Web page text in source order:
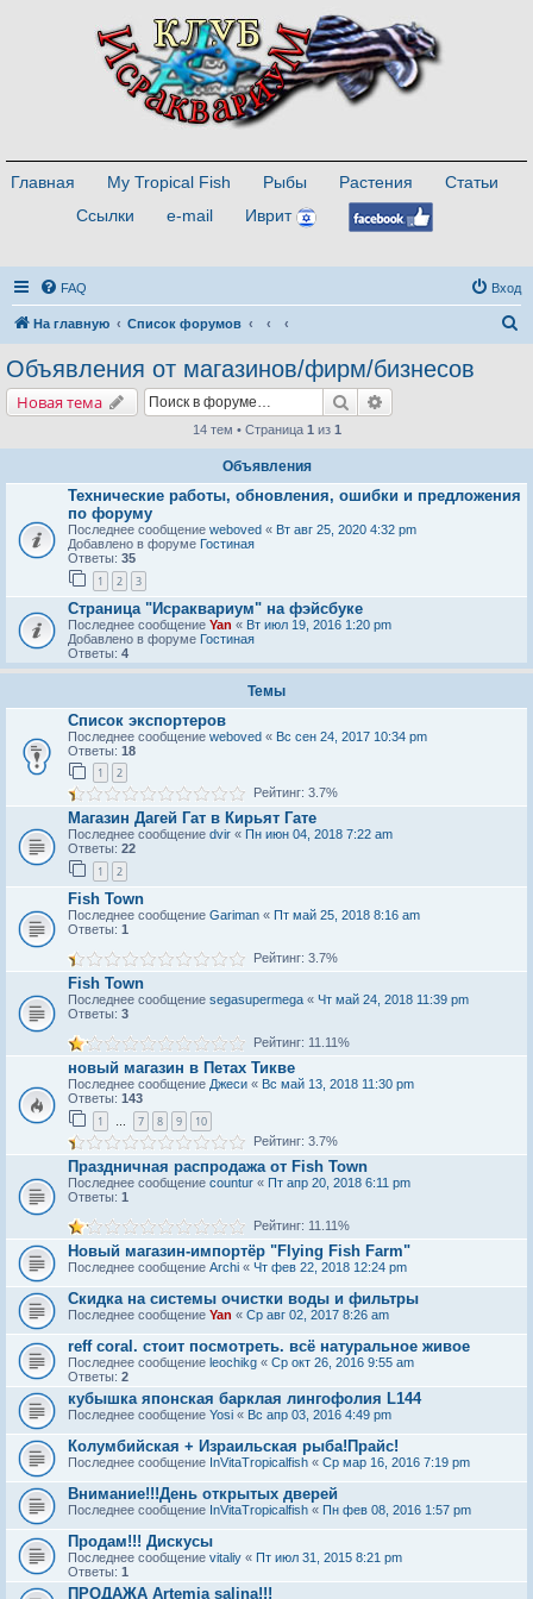
Главная My Tropical Fish Рыбы Растения
Статьи
Ссылки
e-mail Иврит
FAQ Вход
На главную Список форумов
Объявления от магазинов/фирм/бизнесов
Новая тема Поиск
14 тем • Страница 1 из 1
Объявления
Технические работы, обновления, ошибки и предложения
по форуму
Последнее сообщение weboved « Вт авг 25, 2020 4:32 pm
Добавлено в форуме Гостиная
Ответы: 35
1 2 3
Страница "Исраквариум" на фэйсбуке
Последнее сообщение Yan « Вт июл 19, 2016 1:20 pm
Добавлено в форуме Гостиная
Ответы: 4
Темы
Список экспортеров
Последнее сообщение weboved « Вс сен 24, 2017 10:34 pm
Ответы: 18
1 2
Рейтинг: 3.7%
Магазин Дагей Гат в Кирьят Гате
Последнее сообщение dvir « Пн июн 04, 2018 7:22 am
Ответы: 22
1 2
Fish Town
Последнее сообщение Gariman « Пт май 25, 2018 8:16 am
Ответы: 1
Рейтинг: 3.7%
Fish Town
Последнее сообщение segasupermega « Чт май 24, 2018 11:39 pm
Ответы: 3
Рейтинг: 11.11%
новый магазин в Петах Тикве
Последнее сообщение Джеси « Вс май 13, 2018 11:30 pm
Ответы: 143
1 … 7 8 9 10
Рейтинг: 3.7%
Праздничная распродажа от Fish Town
Последнее сообщение countur « Пт апр 20, 2018 6:11 pm
Ответы: 1
Рейтинг: 11.11%
Новый магазин-импортёр "Flying Fish Farm‎"
Последнее сообщение Archi « Чт фев 22, 2018 12:24 pm
Скидка на системы очистки воды и фильтры
Последнее сообщение Yan « Ср авг 02, 2017 8:26 am
reff coral. стоит посмотреть. всё натуральное живое
Последнее сообщение leochikg « Ср окт 26, 2016 9:55 am
Ответы: 2
кубышка японская барклая лингофолия L144
Последнее сообщение Yosi « Вс апр 03, 2016 4:49 pm
Колумбийская + Израильская рыба!Прайс!
Последнее сообщение InVitaTropicalfish « Ср мар 16, 2016 7:19 pm
Внимание!!!День открытых дверей
Последнее сообщение InVitaTropicalfish « Пн фев 08, 2016 1:57 pm
Продам!!! Дискусы
Последнее сообщение vitaliy « Пт июл 31, 2015 8:21 pm
Ответы: 1
ПРОДАЖА Artemia salina!!!